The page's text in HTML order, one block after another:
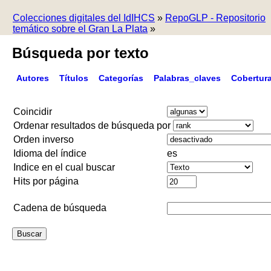
Colecciones digitales del IdIHCS » RepoGLP - Repositorio
temático sobre el Gran La Plata »
Búsqueda por texto
Autores Títulos Categorías Palabras_claves
Coincidir
Ordenar resultados de búsqueda por
Orden inverso
Idioma del índice
es
Indice en el cual buscar
Hits por página
Cadena de búsqueda